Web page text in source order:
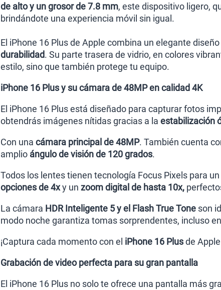
de alto y un grosor de 7.8 mm, este dispositivo ligero,
brindándote una experiencia móvil sin igual.
El iPhone 16 Plus de Apple combina un elegante
durabilidad. Su parte trasera de vidrio, en colores
estilo, sino que también protege tu equipo.
iPhone 16 Plus y su cámara de 48MP en calidad 4K
El iPhone 16 Plus está diseñado para capturar fotos
obtendrás imágenes nítidas gracias a la estabilización
Con una cámara principal de 48MP. También cuenta
amplio ángulo de visión de 120 grados.
Todos los lentes tienen tecnología Focus Pixels para
opciones de 4xy un zoom digital de hasta 10x,
La cámara HDR Inteligente 5 y el Flash True Tone son
modo noche garantiza tomas sorprendentes, incluso
¡Captura cada momento con el iPhone 16 Plusde
Grabación de video perfecta para su gran pantalla
El iPhone 16 Plus no solo te ofrece una pantalla más